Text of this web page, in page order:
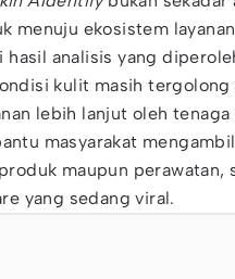
menuju ekosistem
hasil analisis yang
kulit masih tergolong
lebih lanjut oleh
masyarakat
maupun perawatan,
yang sedang viral.